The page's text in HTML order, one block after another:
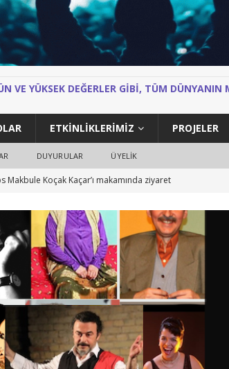
YÜKSEK DEĞERLER GIBI, TÜM DÜNYANIN
ETKİNLİKLERİMİZ PROJELER
DUYURULAR ÜYELİK
Koçak Kaçar’ı makamında ziyaret
ve sanatçılar el ele: 23 Şubat’ta “Boş
ile: Sunay Akın’ın yeni oyununun ilk
ve siyaset dünyasından örnek dayanışma